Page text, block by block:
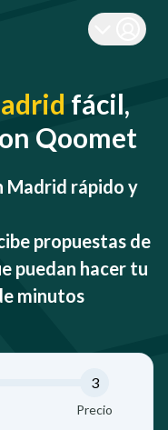
fácil,
Qoomet
Madrid rápido y
propuestas de
puedan hacer tu
minutos
3
Precio